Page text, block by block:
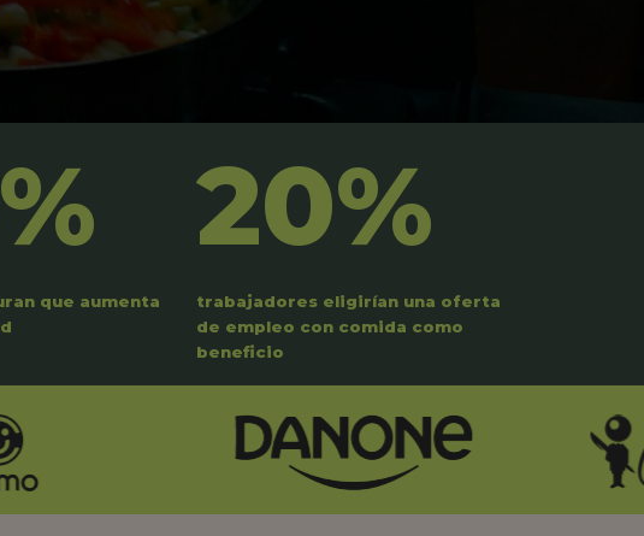
que aumenta
20%
trabajadores eligirían una oferta
de empleo con comida como
beneficio